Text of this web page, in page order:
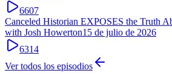
6607
Canceled Historian EXPOSES the Truth
with Josh Howerton15 de julio de 2026
6314
Ver todos los episodios